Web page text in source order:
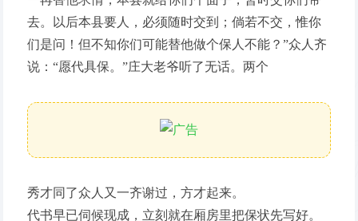
去。以后本县要人，必须随时交到；倘若不交，惟你
们是问！但不知你们可能替他做个保人不能？”众人齐
说：“愿代具保。”庄大老爷听了无话。两个
秀才同了众人又一齐谢过，方才起来。
代书早已伺候现成，立刻就在厢房里把保状先写好。